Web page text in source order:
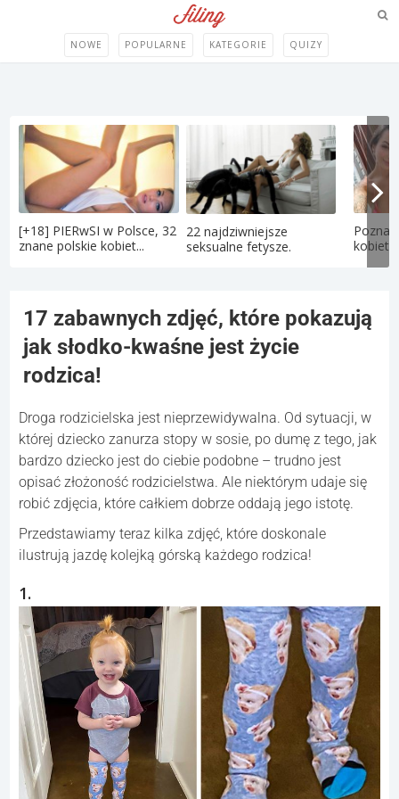
NOWE POPULARNE KATEGORIE QUIZY
[+18] PIERwSI w Polsce, 32
znane polskie kobiet...
22 najdziwniejsze
seksualne fetysze.
Poznaj
17 zabawnych zdjęć, które pokazują
jak słodko-kwaśne jest życie
rodzica!
Droga rodzicielska jest nieprzewidywalna. Od sytuacji, w
której dziecko zanurza stopy w sosie, po dumę z tego, jak
bardzo dziecko jest do ciebie podobne – trudno jest
opisać złożoność rodzicielstwa. Ale niektórym udaje się
robić zdjęcia, które całkiem dobrze oddają jego istotę.
Przedstawiamy teraz kilka zdjęć, które doskonale
ilustrują jazdę kolejką górską każdego rodzica!
1.